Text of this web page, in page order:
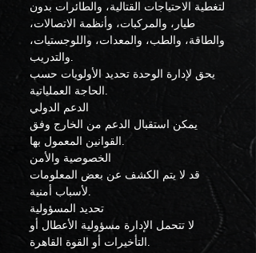
لتغطية الاحتياجات القتالية، والطائرات بدون
طيار، والمركبات، وأنظمة الاتصالات،
والطاقة، والطب، والمعدات، واللوجستيات،
والتدريب.
يحق لإدارة الوحدة تحديد الأولويات حسب
الحاجة العملياتية.
الدعم الدولي
يمكن استقبال الدعم من الخارج وفق
القوانين المعمول بها.
الخصوصية والأمن
قد لا يتم الكشف عن بعض المعلومات
لأسباب أمنية.
تحديد المسؤولية
لا تتحمل الإدارة مسؤولية الأعطال أو
التأخيرات أو القوة القاهرة.